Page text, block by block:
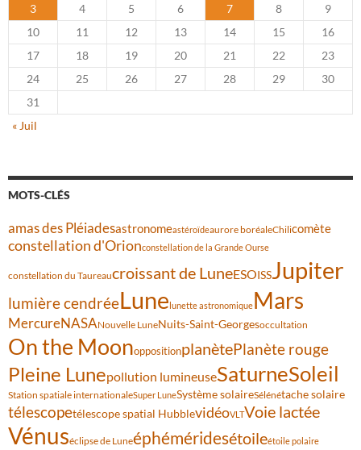
3
4 5 6 7 8
9
10
11 12 13 14 15
16
17
18 19 20 21 22
23
24
25 26 27 28 29
30
31
« Juil
MOTS-CLÉS
amas des Pléiadesastronomeastéroïdeaurore boréaleChilicomète
constellation d'Orionconstellation de la Grande Ourse
constellation du Taureaucroissant de LuneESOISSJupiter
lumière cendréeLunelunette astronomiqueMars
MercureNASANouvelle LuneNuits-Saint-Georgesoccultation
On the MoonoppositionplanètePlanète rouge
Pleine Lunepollution lumineuseSaturneSoleil
Station spatiale internationaleSuper LuneSystème solaireSélénétache solaire
télescopetélescope spatial HubblevidéoVLTVoie lactée
Vénuséclipse de Luneéphéméridesétoileétoile polaire